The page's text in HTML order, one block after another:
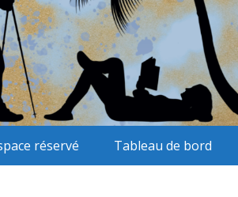
réservé Tableau de bord